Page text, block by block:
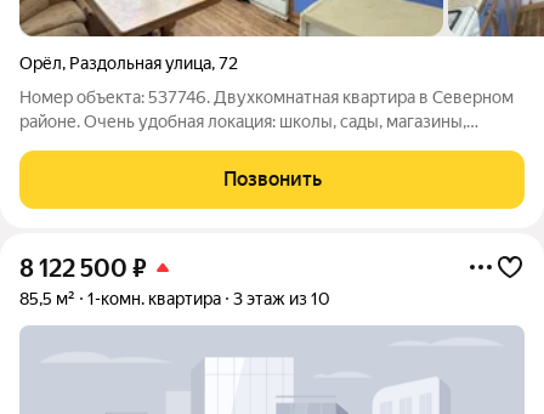
Орёл, Раздольная улица,72
Номер объекта: 537746. Двухкомнатная квартира в Северном
районе. Очень удобная локация: школы, сады, магазины,
коридор и большая
Позвонить
8 122 500 ₽
85,5 м² 1-комн. квартира 3 этаж из 10